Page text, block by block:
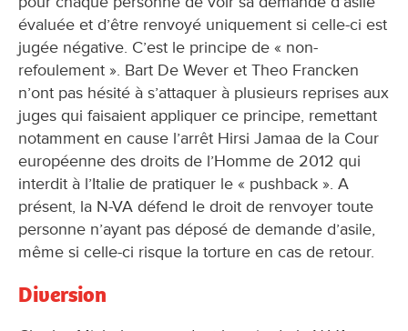
évaluée et d’être renvoyé uniquement si celle-ci est
jugée négative. C’est le principe de « non-
refoulement ». Bart De Wever et Theo Francken
n’ont pas hésité à s’attaquer à plusieurs reprises aux
juges qui faisaient appliquer ce principe, remettant
notamment en cause l’arrêt Hirsi Jamaa de la Cour
européenne des droits de l’Homme de 2012 qui
interdit à l’Italie de pratiquer le « pushback ». A
présent, la N-VA défend le droit de renvoyer toute
personne n’ayant pas déposé de demande d’asile,
même si celle-ci risque la torture en cas de retour.
Diversion